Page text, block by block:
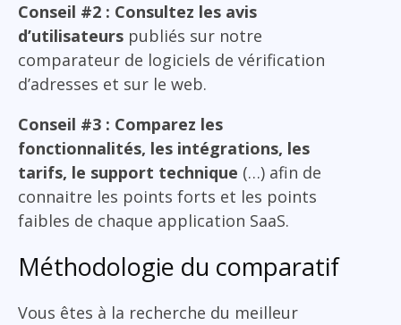
Conseil #2 : Consultez les avis
d’utilisateurs publiés sur notre
comparateur de logiciels de vérification
d’adresses et sur le web.
Conseil #3 : Comparez les
fonctionnalités, les intégrations, les
tarifs, le support technique (…) afin de
connaitre les points forts et les points
faibles de chaque application SaaS.
Méthodologie du comparatif
Vous êtes à la recherche du meilleur